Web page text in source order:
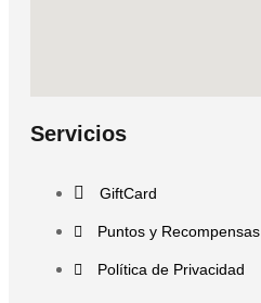
Servicios
GiftCard
Puntos y Recompensas
Política de Privacidad